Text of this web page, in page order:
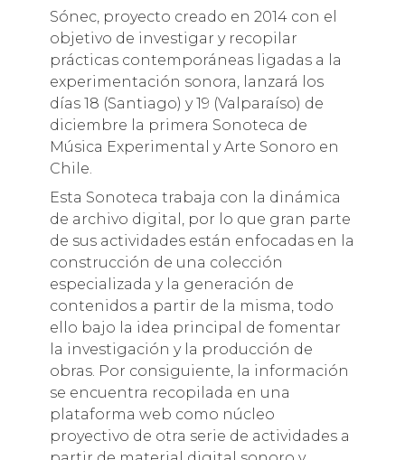
Sónec, proyecto creado en 2014 con el
objetivo de investigar y recopilar
prácticas contemporáneas ligadas a la
experimentación sonora, lanzará los
días 18 (Santiago) y 19 (Valparaíso) de
diciembre la primera Sonoteca de
Música Experimental y Arte Sonoro en
Chile.
Esta Sonoteca trabaja con la dinámica
de archivo digital, por lo que gran parte
de sus actividades están enfocadas en la
construcción de una colección
especializada y la generación de
contenidos a partir de la misma, todo
ello bajo la idea principal de fomentar
la investigación y la producción de
obras. Por consiguiente, la información
se encuentra recopilada en una
plataforma web como núcleo
proyectivo de otra serie de actividades a